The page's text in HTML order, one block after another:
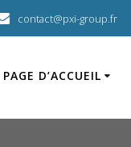
contact@pxi-group.fr
PAGE D’ACCUEIL